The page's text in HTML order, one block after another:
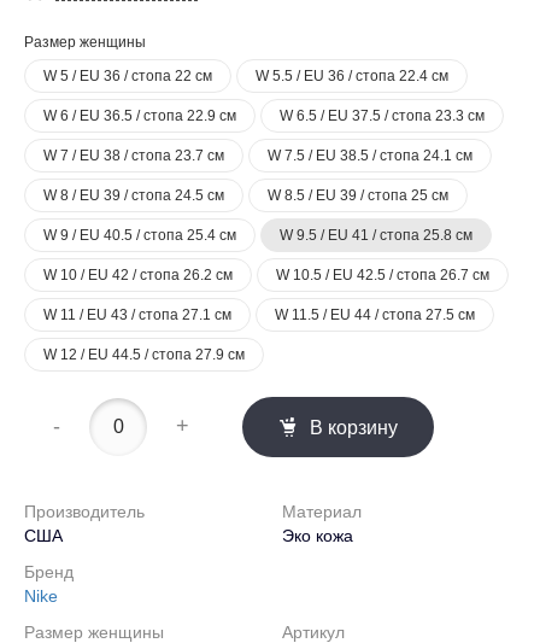
Размер женщины
W 5 / EU 36 / стопа 22 см
W 5.5 / EU 36 / стопа 22.4 см
W 6 / EU 36.5 / стопа 22.9 см W 6.5 / EU 37.5 / стопа 23.3 см
W 7 / EU 38 / стопа 23.7 см W 7.5 / EU 38.5 / стопа 24.1 см
W 8 / EU 39 / стопа 24.5 см W 8.5 / EU 39 / стопа 25 см
W 9 / EU 40.5 / стопа 25.4 см W 9.5 / EU 41 / стопа 25.8 см
W 10 / EU 42 / стопа 26.2 см W 10.5 / EU 42.5 / стопа 26.7 см
W 11 / EU 43 / стопа 27.1 см W 11.5 / EU 44 / стопа 27.5 см
W 12 / EU 44.5 / стопа 27.9 см
- + В корзину
Производитель
США
Материал
Эко кожа
Бренд
Nike
Размер женщины
Артикул